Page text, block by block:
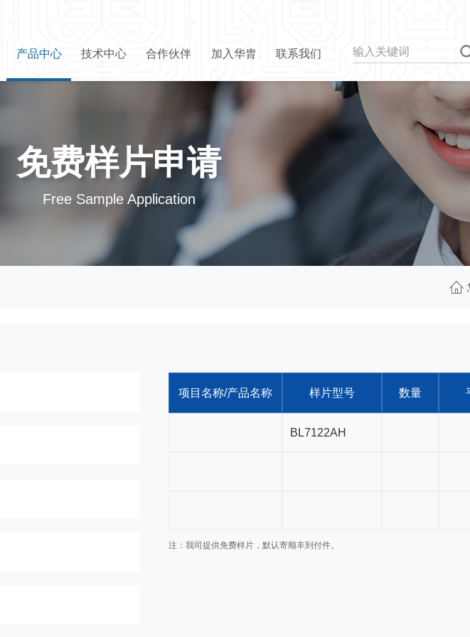
产品中心 技术中心 合作伙伴 加入华胄 联系我们
免费样片申请
Free Sample Application
项目名称/产品名称 样片型号 数量
注：我司提供免费样片，默认寄顺丰到付件。